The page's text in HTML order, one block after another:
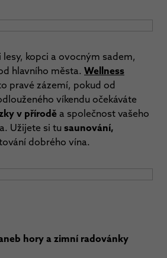
kopci a ovocným sadem,
hlavního města. Wellness
pravé zázemí, pokud od
víkendu očekáváte
v přírodě a společnost vašeho
Užijete si tu saunování,
dobrého vína.
hory a zimní radovánky